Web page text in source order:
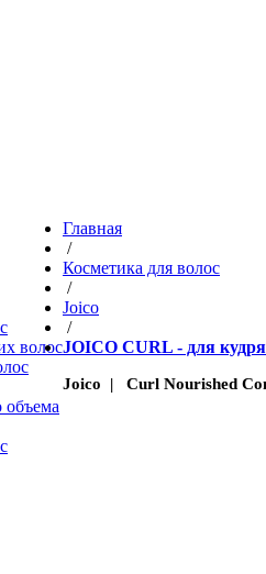
волос
Главная
/
Косметика для волос
/
Joico
/
JOICO CURL - для
Joico | Curl Nourished